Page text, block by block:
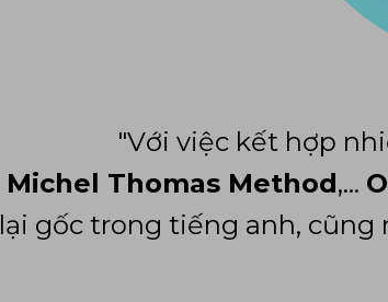
"Với việc kết hợp
Michel Thomas Method,...
lại gốc trong tiếng anh,